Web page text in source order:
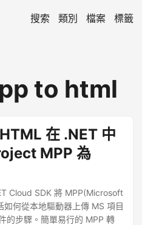
搜索 類別 檔案 標籤
to html
在 .NET 中
MPP 為
Cloud SDK 將 MPP(Microsoft
何從本地驅動器上傳 MS 項目
的步驟。簡單易行的 MPP 轉